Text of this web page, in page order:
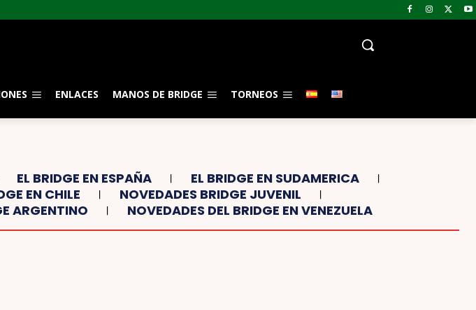
ENLACES MANOS DE BRIDGE TORNEOS
EL BRIDGE EN ESPAÑA
EL BRIDGE EN SUDAMERICA
EN CHILE
NOVEDADES BRIDGE JUVENIL
ARGENTINO
NOVEDADES DEL BRIDGE EN VENEZUELA